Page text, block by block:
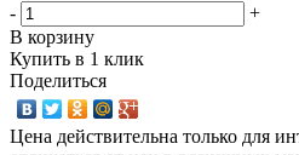
-
+
В корзину
Купить в 1 клик
Поделиться
Цена действительна только для